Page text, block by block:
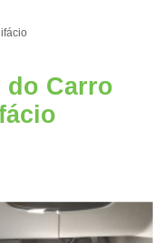
do Carro